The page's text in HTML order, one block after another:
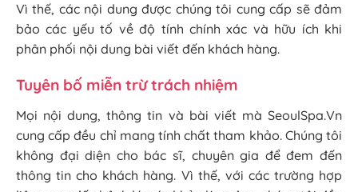
Vì thế, các nội dung được chúng tôi cung cấp sẽ đảm
bảo các yếu tố về độ tính chính xác và hữu ích khi
phân phối nội dung bài viết đến khách hàng.
Tuyên bố miễn trừ trách nhiệm
Mọi nội dung, thông tin và bài viết mà SeoulSpa.Vn
cung cấp đều chỉ mang tính chất tham khảo. Chúng tôi
không đại diện cho bác sĩ, chuyên gia để đem đến
thông tin cho khách hàng. Vì thế, với các trường hợp